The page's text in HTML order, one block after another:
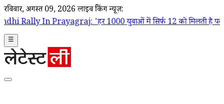
रविवार, अगस्त 09, 2026 लाइव ब्रेकिंग न्यूज़:
'हर 1000 युवाओं में सिर्फ 12 को मिलती है पक्की नौकरी',
☰